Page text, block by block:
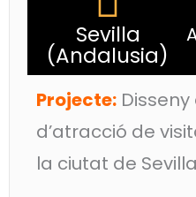
Sevilla
(Andalusia)
Projecte:
d’atracció de
la ciutat de